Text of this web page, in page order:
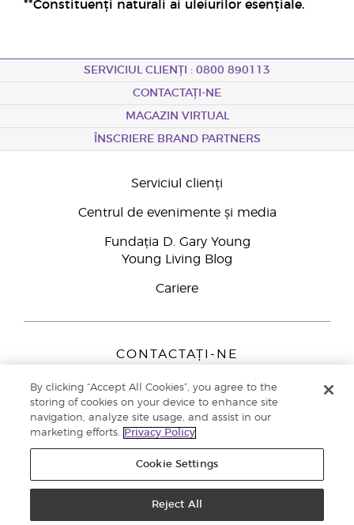
**Constituenți naturali ai uleiurilor esențiale.
SERVICIUL CLIENȚI : 0800 890113
CONTACTAȚI-NE
MAGAZIN VIRTUAL
ÎNSCRIERE BRAND PARTNERS
Serviciul clienți
Centrul de evenimente și media
Fundația D. Gary Young
Young Living Blog
Cariere
CONTACTAȚI-NE
Peizerweg 97
9727 AJ Groningen
Netherlands
Înscriere Brand Partners0800 890113
Politica de confidențialitate
By clicking “Accept All Cookies”, you agree to the
storing of cookies on your device to enhance site
navigation, analyze site usage, and assist in our
marketing efforts.
Privacy Policy
Cookie Settings
Reject All